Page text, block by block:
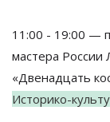
11:00 - 19:00 —
мастера
«Двенадцать
Историко-